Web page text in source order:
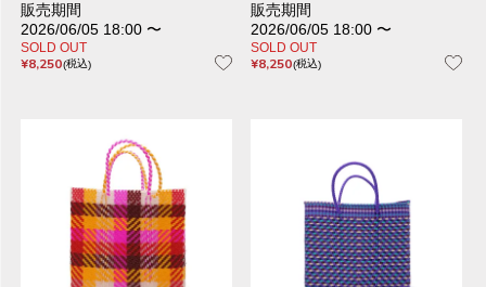
販売期間
2026/06/05 18:00 〜
SOLD OUT
¥8,250 税込
販売期間
2026/06/05 18:00 〜
SOLD OUT
¥8,250 税込